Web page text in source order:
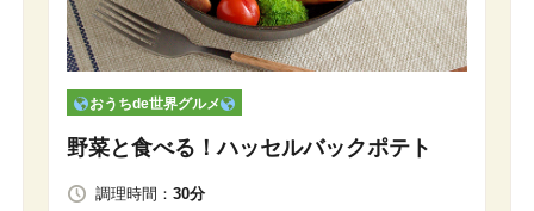
おうちde世界グルメ
野菜と食べる！ハッセルバックポテト
調理時間： 30分